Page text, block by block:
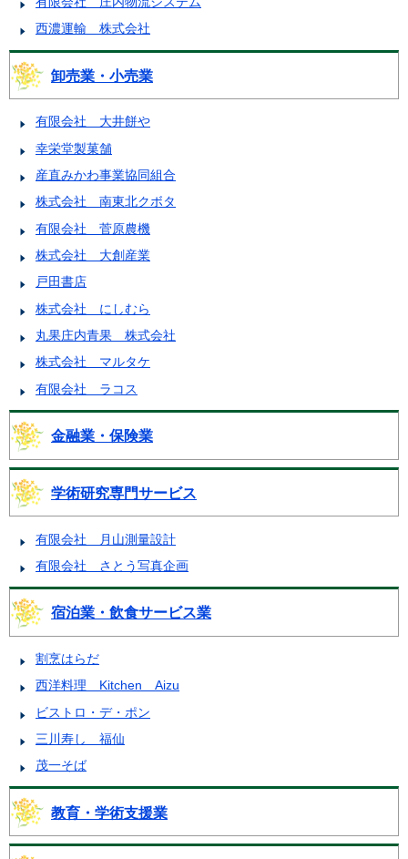
西濃運輸 株式会社
卸売業・小売業
有限会社 大井餅や
幸栄堂製菓舗
産直みかわ事業協同組合
株式会社 南東北クボタ
有限会社 菅原農機
株式会社 大創産業
戸田書店
株式会社 にしむら
丸果庄内青果 株式会社
株式会社 マルタケ
有限会社 ラコス
金融業・保険業
学術研究専門サービス
有限会社 月山測量設計
有限会社 さとう写真企画
宿泊業・飲食サービス業
割烹はらだ
西洋料理 Kitchen Aizu
ビストロ・デ・ポン
三川寿し 福仙
茂一そば
教育・学術支援業